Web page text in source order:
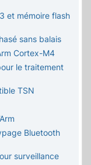
et mémoire flash
sans balais
Cortex-M4
le traitement
TSN
Bluetooth
surveillance